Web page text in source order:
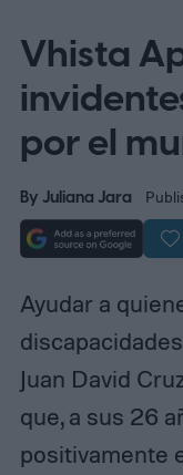
Vhista
por el
ByJuliana Jara
Ayudar a
Juan David
que, a sus 26
positivamente